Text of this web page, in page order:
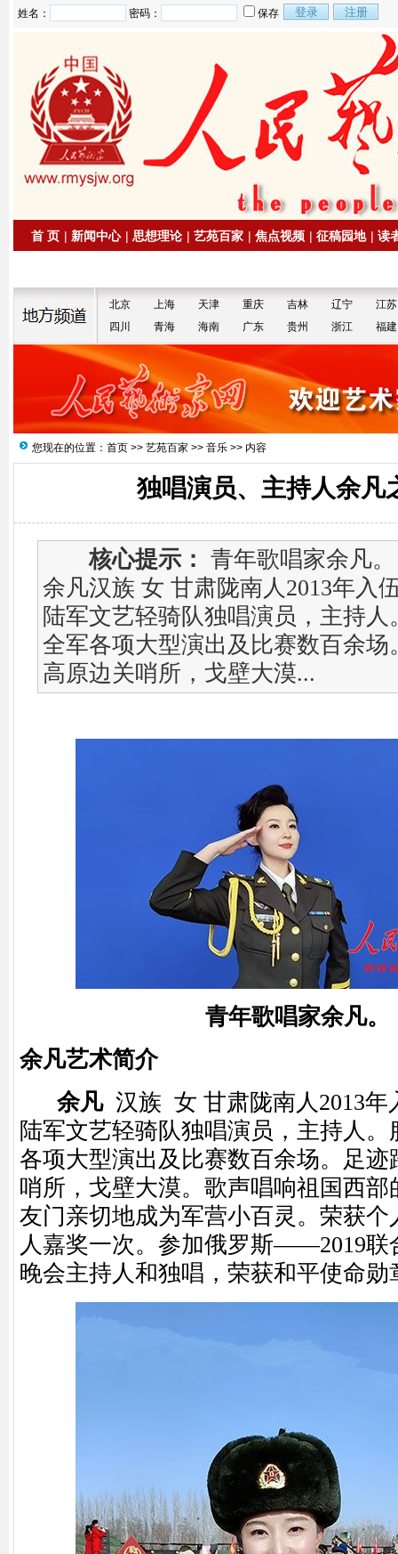
姓名： 密码： 保存
首 页 | 新闻中心 | 思想理论 | 艺苑百家 | 焦点视频 | 征稿园地 | 读
北京 上海 天津 重庆 吉林 辽宁
江苏
四川
青海 海南 广东 贵州 浙江 福建
您现在的位置： 首页 >> 艺苑百家 >> 音乐 >> 内容
独唱演员、主持人余凡
核心提示： 青年歌唱家余凡
余凡汉族 女 甘肃陇南人2013年入
陆军文艺轻骑队独唱演员，主持
全军各项大型演出及比赛数百余场
高原边关哨所，戈壁大漠...
青年歌唱家余凡。
余凡艺术简介
余凡 汉族 女 甘肃陇南人2013年
陆军文艺轻骑队独唱演员，主持人
各项大型演出及比赛数百余场。足迹
哨所，戈壁大漠。歌声唱响祖国西
友门亲切地成为军营小百灵。荣获个
人嘉奖一次。参加俄罗斯——2019联
晚会主持人和独唱，荣获和平使命勋